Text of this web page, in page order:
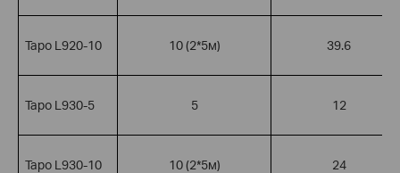
Tapo L920-10 10 (2*5м) 39.6
Tapo L930-5 5 12
Tapo L930-10 10 (2*5м) 24